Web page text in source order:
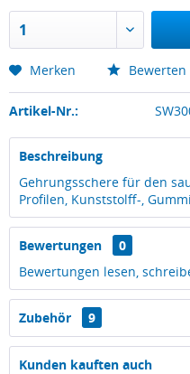
Merken Bewerten
Artikel-Nr.:
Beschreibung
Gehrungsschere für den
Profilen, Kunststolff-,
Bewertungen
0
Bewertungen lesen,
Zubehör 9
Kunden kauften auch